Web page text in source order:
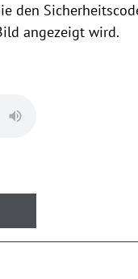
den
angezeigt wird.